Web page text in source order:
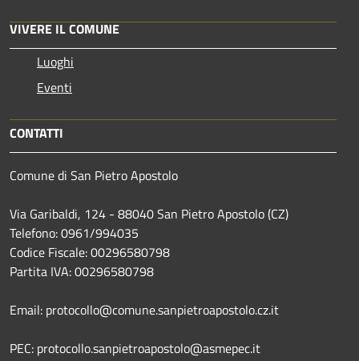
VIVERE IL COMUNE
Luoghi
Eventi
CONTATTI
Comune di San Pietro Apostolo
Via Garibaldi, 124 - 88040 San Pietro Apostolo (CZ)
Telefono: 0961/994035
Codice Fiscale: 00296580798
Partita IVA: 00296580798
Email: protocollo@comune.sanpietroapostolo.cz.it
PEC: protocollo.sanpietroapostolo@asmepec.it